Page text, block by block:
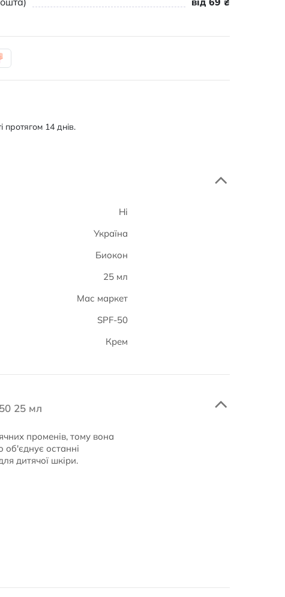
протягом 14 днів.
Ні
Україна
Биокон
25 мл
Мас маркет
SPF-50
Крем
25 мл
променів, тому вона
останні
дитячої шкіри.